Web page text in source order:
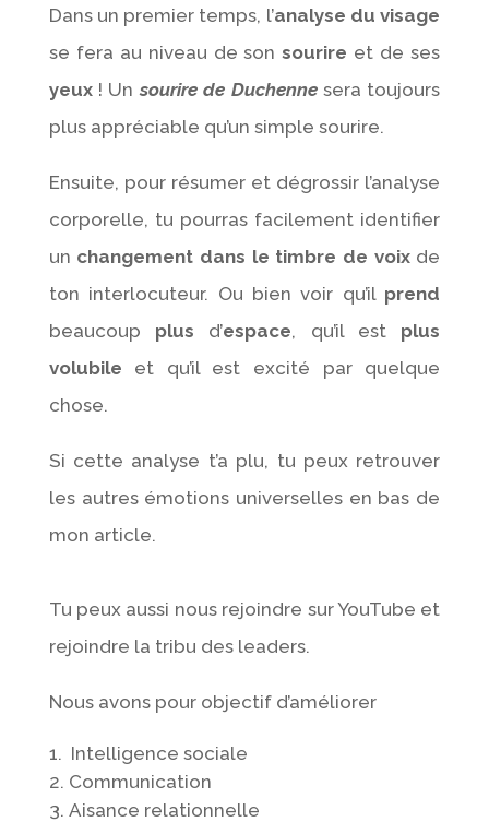
Dans un premier temps, l’analyse du visage
se fera au niveau de sonsourire et de ses
yeux! Unsourire de Duchennesera toujours
plus appréciable qu’un simple sourire.
Ensuite, pour résumer et dégrossir l’analyse
corporelle, tu pourras facilement identifier
un changement dans le timbre de voixde
ton interlocuteur. Ou bien voir qu’il prend
beaucoup plus d’espace, qu’il est plus
volubile et qu’il est excité par quelque
chose.
Si cette analyse t’a plu, tu peux retrouver
les autres émotions universelles en bas de
mon article.
Tu peux aussi nous rejoindre sur YouTube et
rejoindre la tribu des leaders.
Nous avons pour objectif d’améliorer
Intelligence sociale
Communication
Aisance relationnelle